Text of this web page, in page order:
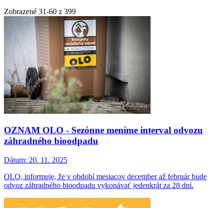
Zobrazené 31-60 z 399
OZNAM OLO - Sezónne meníme interval odvozu
záhradného bioodpadu
Dátum: 20. 11. 2025
OLO, informuje, že v období mesiacov december až február bude
odvoz záhradného bioodpadu vykonávať jedenkrát za 28 dní.